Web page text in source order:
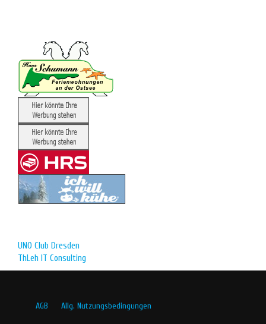
UNO Club Dresden
ThLeh IT Consulting
AGB Allg. Nutzungsbedingungen